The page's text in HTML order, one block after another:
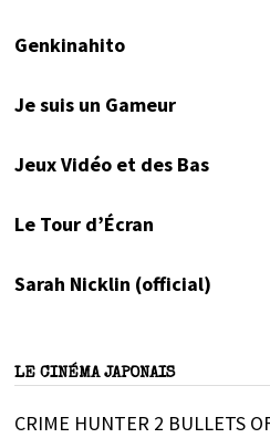
Genkinahito
Je suis un Gameur
Jeux Vidéo et des Bas
Le Tour d’Écran
Sarah Nicklin (official)
LE CINÉMA JAPONAIS
CRIME HUNTER 2 BULLETS